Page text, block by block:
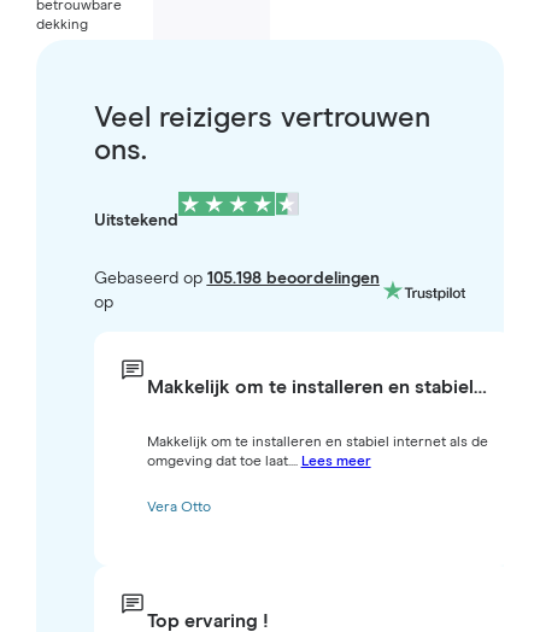
betrouwbare
dekking
Veel reizigers vertrouwen
ons.
Uitstekend
Gebaseerd op 105.198 beoordelingen
op
Makkelijk om te installeren en stabiel…
Makkelijk om te installeren en stabiel internet als de
omgeving dat toe laat.... Lees meer
Vera Otto
Top ervaring !